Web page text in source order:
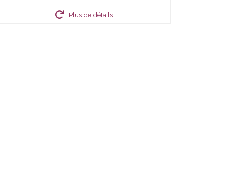
Plus de détails